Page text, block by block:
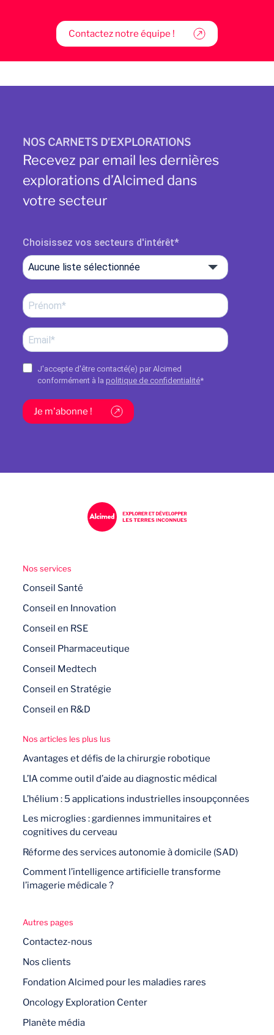
Contactez notre équipe !
NOS CARNETS D’EXPLORATIONS
Recevez par email les dernières
explorations d’Alcimed dans
votre secteur
Choisissez vos secteurs d'intérêt
Aucune liste sélectionnée
J'accepte d'être contacté(e) par Alcimed
conformément à la politique de confidentialité*
Je m'abonne !
Nos services
Conseil Santé
Conseil en Innovation
Conseil en RSE
Conseil Pharmaceutique
Conseil Medtech
Conseil en Stratégie
Conseil en R&D
Nos articles les plus lus
Avantages et défis de la chirurgie robotique
L’IA comme outil d’aide au diagnostic médical
L’hélium : 5 applications industrielles insoupçonnées
Les microglies : gardiennes immunitaires et
cognitives du cerveau
Réforme des services autonomie à domicile (SAD)
Comment l’intelligence artificielle transforme
l’imagerie médicale ?
Autres pages
Contactez-nous
Nos clients
Fondation Alcimed pour les maladies rares
Oncology Exploration Center
Planète média